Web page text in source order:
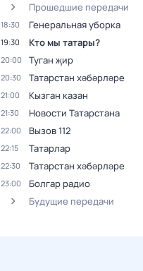
Прошедшие передачи
18:30 Генеральная уборка
19:30 Кто мы татары?
20:00 Туган җир
20:30 Татарстан хәбәрләре
21:00 Кызган казан
21:30 Новости Татарстана
22:00 Вызов 112
22:15 Татарлар
22:30 Татарстан хәбәрләре
23:00
Болгар радио
Будущие передачи